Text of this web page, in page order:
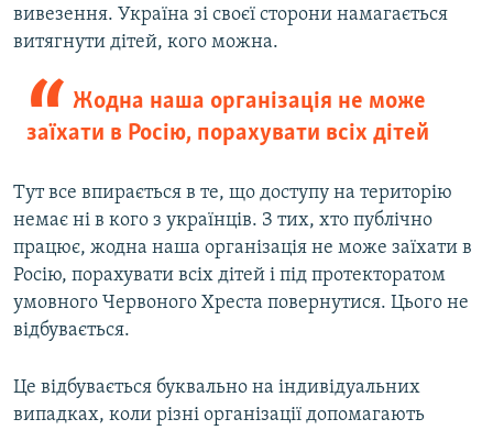
вивезення. Україна зі своєї сторони намагається
витягнути дітей, кого можна.
Жодна наша організація не може
заїхати в Росію, порахувати всіх дітей
Тут все впирається в те, що доступу на територію
немає ні в кого з українців. З тих, хто публічно
працює, жодна наша організація не може заїхати в
Росію, порахувати всіх дітей і під протекторатом
умовного Червоного Хреста повернутися. Цього не
відбувається.
Це відбувається буквально на індивідуальних
випадках, коли різні організації допомагають